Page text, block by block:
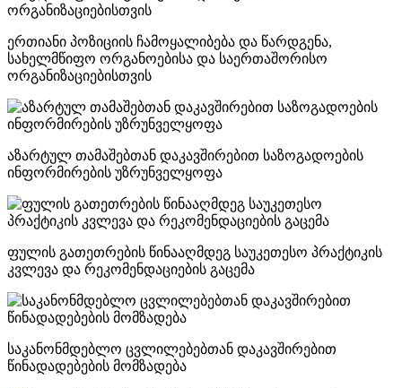
ერთიანი პოზიციის ჩამოყალიბება და წარდგენა,
სახელმწიფო ორგანოებისა და საერთაშორისო
ორგანიზაციებისთვის
აზარტულ თამაშებთან დაკავშირებით საზოგადოების
ინფორმირების უზრუნველყოფა
ფულის გათეთრების წინააღმდეგ საუკეთესო პრაქტიკის
კვლევა და რეკომენდაციების გაცემა
საკანონმდებლო ცვლილებებთან დაკავშირებით
წინადადებების მომზადება